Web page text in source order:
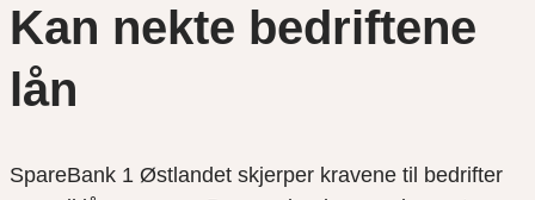
Kan nekte bedriftene
lån
SpareBank 1 Østlandet skjerper kravene til bedrifter